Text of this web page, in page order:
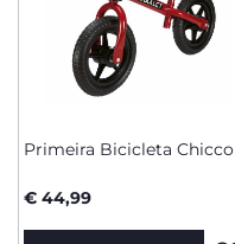
Primeira Bicicleta Chicco
€ 44,99